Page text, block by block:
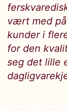
vært med
kunder i
for den
seg det lille